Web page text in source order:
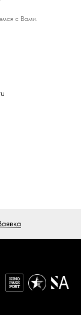
с Вами.